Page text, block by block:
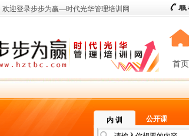
欢迎登录步步为赢—时代光华管理培训网
首页
内 训 公开课